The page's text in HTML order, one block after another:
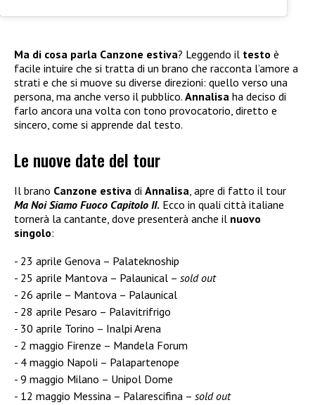
Ma di cosa parla Canzone estiva? Leggendo il testo è
facile intuire che si tratta di un brano che racconta l’amore a
strati e che si muove su diverse direzioni: quello verso una
persona, ma anche verso il pubblico. Annalisa ha deciso di
farlo ancora una volta con tono provocatorio, diretto e
sincero, come si apprende dal testo.
Le nuove date del tour
Il brano Canzone estiva di Annalisa, apre di fatto il tour
Ma Noi Siamo Fuoco Capitolo II. Ecco in quali città italiane
tornerà la cantante, dove presenterà anche il nuovo
singolo:
23 aprile Genova – Palateknoship
25 aprile Mantova – Palaunical – sold out
26 aprile – Mantova – Palaunical
28 aprile Pesaro – Palavitrifrigo
30 aprile Torino – Inalpi Arena
2 maggio Firenze – Mandela Forum
4 maggio Napoli – Palapartenope
9 maggio Milano – Unipol Dome
12 maggio Messina – Palarescifina – sold out